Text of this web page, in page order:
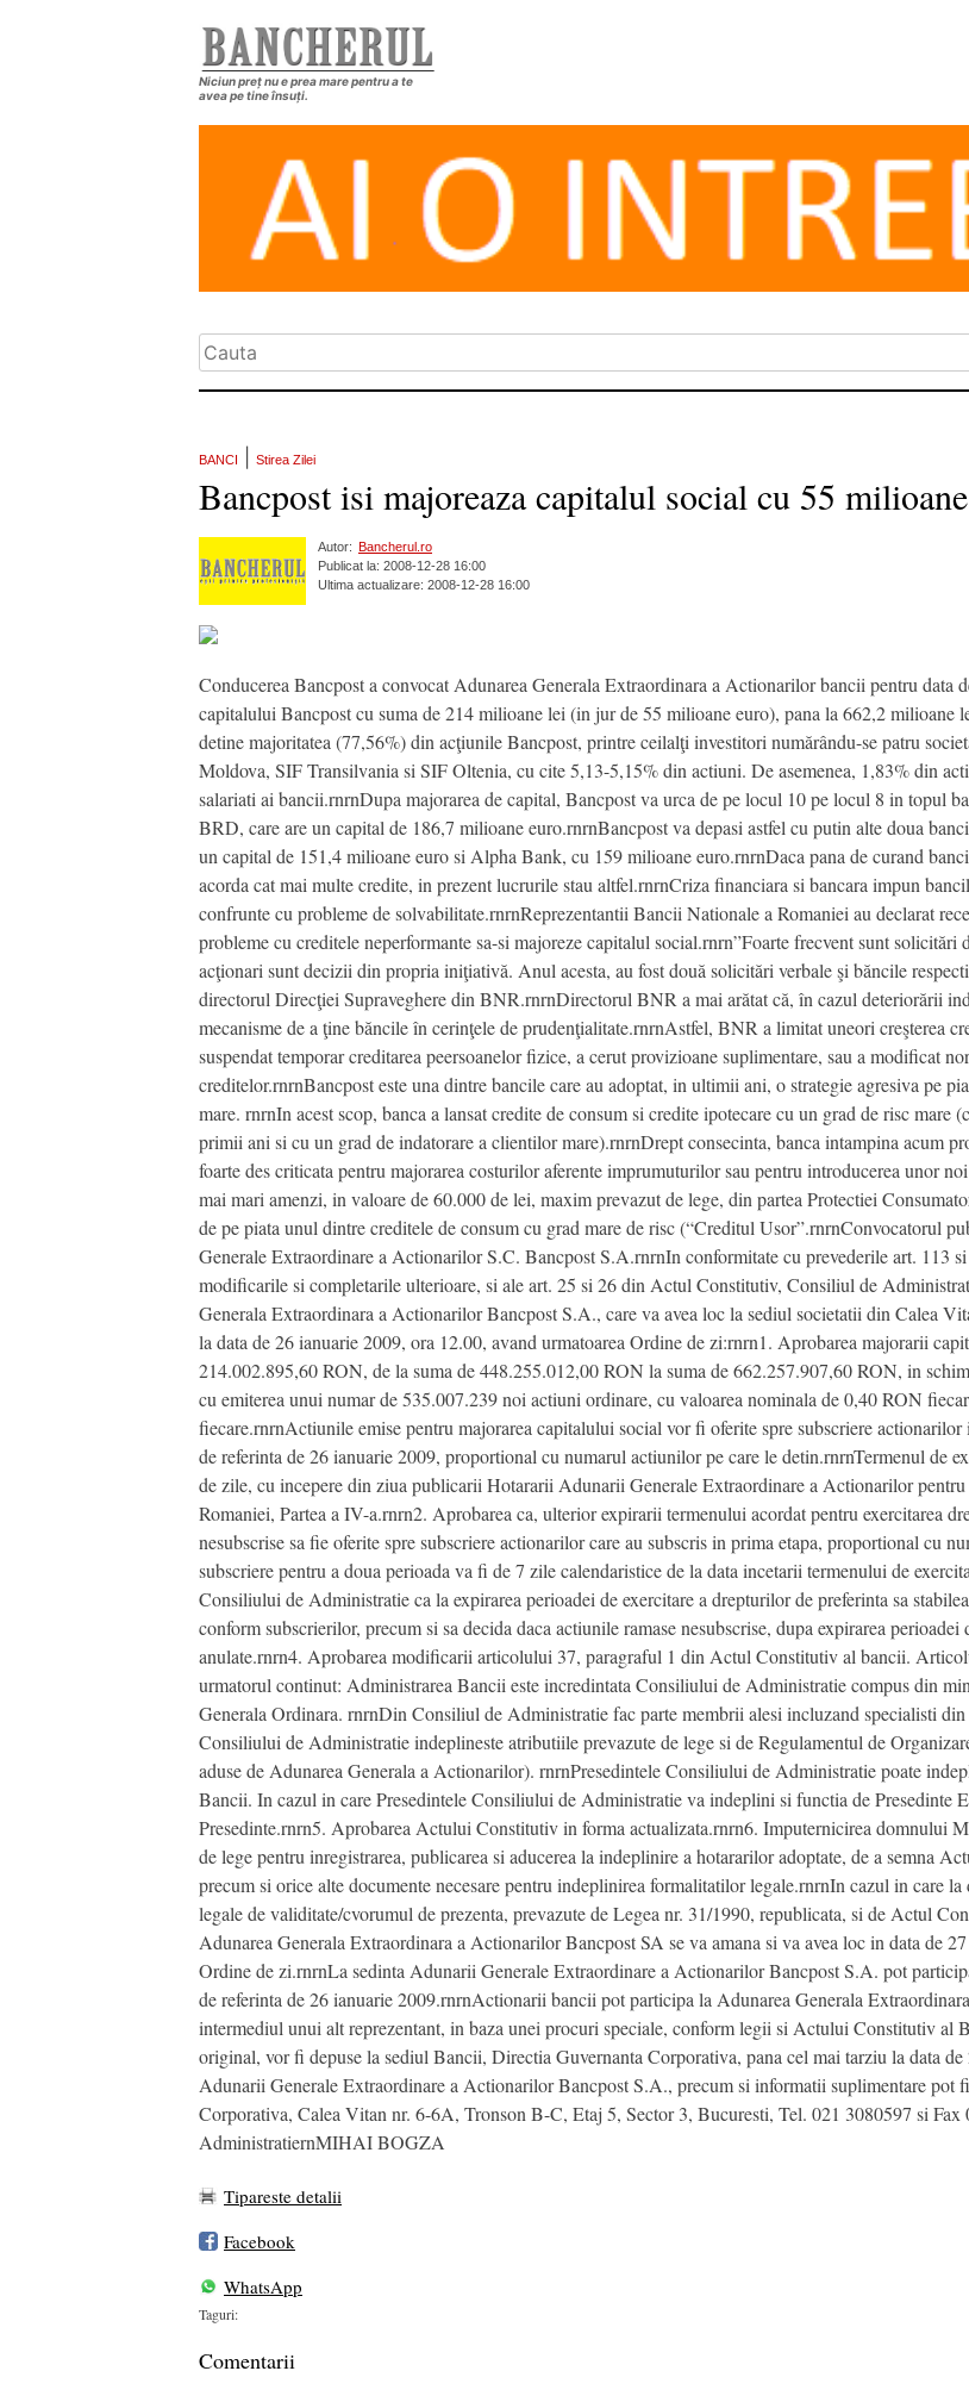
Niciun preț nu e prea mare pentru a te
avea pe tine însuți.
BANCI Stirea Zilei
Bancpost isi majoreaza capitalul social cu 55
Autor:
Bancherul.ro
Publicat la: 2008-12-28 16:00
Ultima actualizare: 2008-12-28 16:00
Conducerea Bancpost a convocat Adunarea Generala Extraordinara a Actionarilor bancii pentru data
capitalului Bancpost cu suma de 214 milioane lei (in jur de 55 milioane euro), pana la 662,2
detine majoritatea (77,56%) din acţiunile Bancpost, printre ceilalţi investitori numărându-se patru
Moldova, SIF Transilvania si SIF Oltenia, cu cite 5,13-5,15% din actiuni. De asemenea, 1,83% din
salariati ai bancii.rnrnDupa majorarea de capital, Bancpost va urca de pe locul 10 pe locul 8 in topul
BRD, care are un capital de 186,7 milioane euro.rnrnBancpost va depasi astfel cu putin alte doua
un capital de 151,4 milioane euro si Alpha Bank, cu 159 milioane euro.rnrnDaca pana de curand
acorda cat mai multe credite, in prezent lucrurile stau altfel.rnrnCriza financiara si bancara impun
confrunte cu probleme de solvabilitate.rnrnReprezentantii Bancii Nationale a Romaniei au declarat
probleme cu creditele neperformante sa-si majoreze capitalul social.rnrn”Foarte frecvent sunt
acţionari sunt decizii din propria iniţiativă. Anul acesta, au fost două solicitări verbale şi băncile
directorul Direcţiei Supraveghere din BNR.rnrnDirectorul BNR a mai arătat că, în cazul deteriorării
mecanisme de a ţine băncile în cerinţele de prudenţialitate.rnrnAstfel, BNR a limitat uneori creşterea
suspendat temporar creditarea peersoanelor fizice, a cerut provizioane suplimentare, sau a modificat
creditelor.rnrnBancpost este una dintre bancile care au adoptat, in ultimii ani, o strategie agresiva pe
mare. rnrnIn acest scop, banca a lansat credite de consum si credite ipotecare cu un grad de risc
primii ani si cu un grad de indatorare a clientilor mare).rnrnDrept consecinta, banca intampina acum
foarte des criticata pentru majorarea costurilor aferente imprumuturilor sau pentru introducerea unor
mai mari amenzi, in valoare de 60.000 de lei, maxim prevazut de lege, din partea Protectiei
de pe piata unul dintre creditele de consum cu grad mare de risc (“Creditul
Generale Extraordinare a Actionarilor S.C. Bancpost S.A.rnrnIn conformitate cu prevederile art. 113
modificarile si completarile ulterioare, si ale art. 25 si 26 din Actul Constitutiv, Consiliul de
Generala Extraordinara a Actionarilor Bancpost S.A., care va avea loc la sediul societatii din Calea
la data de 26 ianuarie 2009, ora 12.00, avand urmatoarea Ordine de zi:rnrn1. Aprobarea majorarii
214.002.895,60 RON, de la suma de 448.255.012,00 RON la suma de 662.257.907,60 RON, in
cu emiterea unui numar de 535.007.239 noi actiuni ordinare, cu valoarea nominala de 0,40 RON
fiecare.rnrnActiunile emise pentru majorarea capitalului social vor fi oferite spre subscriere
de referinta de 26 ianuarie 2009, proportional cu numarul actiunilor pe care le detin.rnrnTermenul de
de zile, cu incepere din ziua publicarii Hotararii Adunarii Generale Extraordinare a Actionarilor
Romaniei, Partea a IV-a.rnrn2. Aprobarea ca, ulterior expirarii termenului acordat pentru exercitarea
nesubscrise sa fie oferite spre subscriere actionarilor care au subscris in prima etapa, proportional cu
subscriere pentru a doua perioada va fi de 7 zile calendaristice de la data incetarii termenului de
Consiliului de Administratie ca la expirarea perioadei de exercitare a drepturilor de preferinta sa
conform subscrierilor, precum si sa decida daca actiunile ramase nesubscrise, dupa expirarea
anulate.rnrn4. Aprobarea modificarii articolului 37, paragraful 1 din Actul Constitutiv al bancii.
urmatorul continut: Administrarea Bancii este incredintata Consiliului de Administratie compus din
Generala Ordinara. rnrnDin Consiliul de Administratie fac parte membrii alesi incluzand specialisti
Consiliului de Administratie indeplineste atributiile prevazute de lege si de Regulamentul de
aduse de Adunarea Generala a Actionarilor). rnrnPresedintele Consiliului de Administratie poate
Bancii. In cazul in care Presedintele Consiliului de Administratie va indeplini si functia de Presedinte
Presedinte.rnrn5. Aprobarea Actului Constitutiv in forma actualizata.rnrn6. Imputernicirea
de lege pentru inregistrarea, publicarea si aducerea la indeplinire a hotararilor adoptate, de a semna
precum si orice alte documente necesare pentru indeplinirea formalitatilor legale.rnrnIn cazul in care
legale de validitate/cvorumul de prezenta, prevazute de Legea nr. 31/1990, republicata, si de Actul
Adunarea Generala Extraordinara a Actionarilor Bancpost SA se va amana si va avea loc in data de
Ordine de zi.rnrnLa sedinta Adunarii Generale Extraordinare a Actionarilor Bancpost S.A. pot
de referinta de 26 ianuarie 2009.rnrnActionarii bancii pot participa la Adunarea Generala
intermediul unui alt reprezentant, in baza unei procuri speciale, conform legii si Actului Constitutiv al
original, vor fi depuse la sediul Bancii, Directia Guvernanta Corporativa, pana cel mai tarziu la data
Adunarii Generale Extraordinare a Actionarilor Bancpost S.A., precum si informatii suplimentare pot
Corporativa, Calea Vitan nr. 6-6A, Tronson B-C, Etaj 5, Sector 3, Bucuresti, Tel. 021 3080597 si
AdministratiernMIHAI BOGZA
Tipareste detalii
Facebook
WhatsApp
Taguri:
Comentarii